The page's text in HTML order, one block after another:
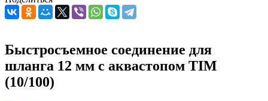
Быстросъемное соединение для
шланга 12 мм с аквастопом TIM
(10/100)